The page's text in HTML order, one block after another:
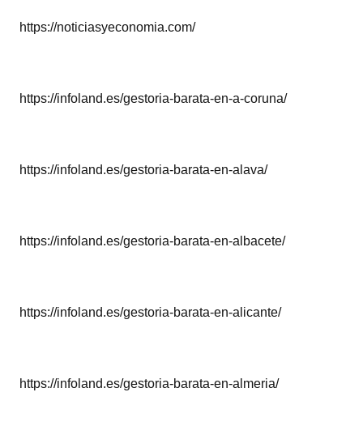
https://noticiasyeconomia.com/
https://infoland.es/gestoria-barata-en-a-coruna/
https://infoland.es/gestoria-barata-en-alava/
https://infoland.es/gestoria-barata-en-albacete/
https://infoland.es/gestoria-barata-en-alicante/
https://infoland.es/gestoria-barata-en-almeria/